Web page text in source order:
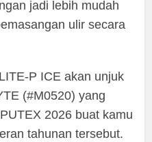
jadi lebih mudah
ulir secara
P ICE akan unjuk
(#M0520) yang
2026 buat kamu
tahunan tersebut.